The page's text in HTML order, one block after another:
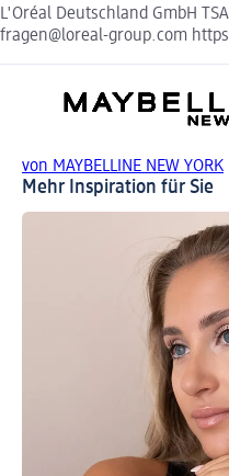
L'Oréal Deutschland GmbH TSA
fragen@loreal-group.com
von MAYBELLINE NEW YORK
Mehr Inspiration für Sie